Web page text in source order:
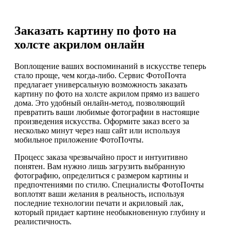
Заказать картину по фото на
холсте акрилом онлайн
Воплощение ваших воспоминаний в искусстве теперь
стало проще, чем когда-либо. Сервис ФотоПочта
предлагает универсальную возможность заказать
картину по фото на холсте акрилом прямо из вашего
дома. Это удобный онлайн-метод, позволяющий
превратить ваши любимые фотографии в настоящие
произведения искусства. Оформите заказ всего за
несколько минут через наш сайт или используя
мобильное приложение ФотоПочты.
Процесс заказа чрезвычайно прост и интуитивно
понятен. Вам нужно лишь загрузить выбранную
фотографию, определиться с размером картины и
предпочтениями по стилю. Специалисты ФотоПочты
воплотят ваши желания в реальность, используя
последние технологии печати и акриловый лак,
который придает картине необыкновенную глубину и
реалистичность.